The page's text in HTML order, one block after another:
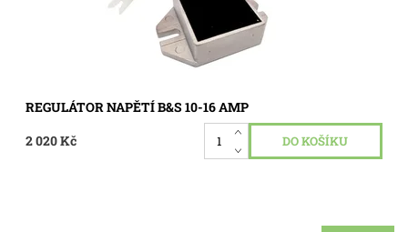
REGULÁTOR NAPĚTÍ B&S 10-16 AMP
2 020 Kč